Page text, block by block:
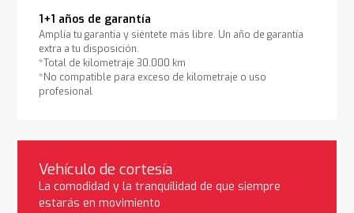
1+1 años de garantía
Amplía tu garantía y siéntete más libre. Un año de garantía
extra a tu disposición.
*Total de kilometraje 30.000 km
*No compatible para exceso de kilometraje o uso
profesional
Vehículo de cortesía
La comodidad y la tranquilidad de que siempre
estarás en movimiento